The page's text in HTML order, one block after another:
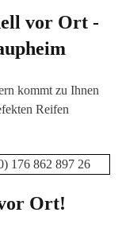
vor Ort -
kommt zu Ihnen
Reifen
Ort!